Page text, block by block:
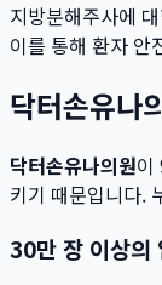
지방분해주사에
이를 통해 환자 안
닥터손유나
닥터손유나의원이
키기 때문입니다.
30만 장 이상의